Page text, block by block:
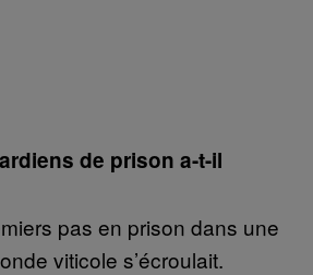
de prison a-t-il
pas en prison dans une
viticole s’écroulait.